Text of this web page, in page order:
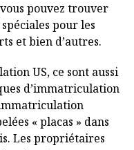
pouvez trouver
pour les
et bien d’autres.
US, ce sont aussi
d’immatriculation
« placas » dans
Les propriétaires